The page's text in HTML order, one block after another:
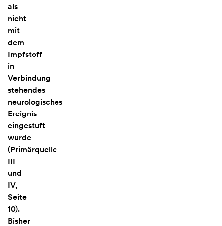
als
nicht
mit
dem
Impfstoff
in
Verbindung
stehendes
neurologisches
Ereignis
eingestuft
wurde
(Primärquelle
III
und
IV,
Seite
10).
Bisher